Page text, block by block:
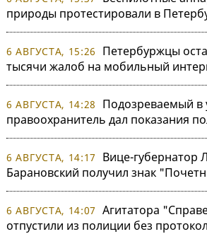
природы протестировали в
6 АВГУСТА, 15:26
Петербуржцы
тысячи жалоб на мобильный
6 АВГУСТА, 14:28
Подозреваемый в
правоохранитель дал показания
6 АВГУСТА, 14:17
Вице-губернатор
Барановский получил знак
6 АВГУСТА, 14:07 Агитатора
отпустили из полиции без